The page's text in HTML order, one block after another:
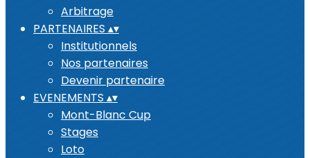
Arbitrage
PARTENAIRES ▴▾
Institutionnels
Nos partenaires
Devenir partenaire
EVENEMENTS ▴▾
Mont-Blanc Cup
Stages
Loto